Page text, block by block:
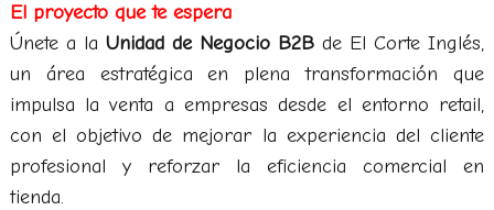
El proyecto que te espera
Únete a la Unidad de Negocio B2B de El Corte Inglés,
un área estratégica en plena transformación que
impulsa la venta a empresas desde el entorno retail,
con el objetivo de mejorar la experiencia del cliente
profesional y reforzar la eficiencia comercial en
tienda.